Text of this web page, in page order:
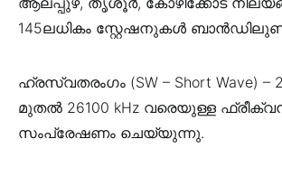
145ലധികം സ്റ്റേഷനുകൾ
ഹ്രസ്വതരംഗം (SW – Short Wave) –
മുതൽ 26100 kHz വരെയുള്ള
സംപ്രേഷണം ചെയ്യുന്നു.